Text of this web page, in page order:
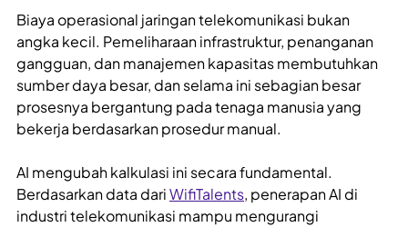
Biaya operasional jaringan telekomunikasi bukan
angka kecil. Pemeliharaan infrastruktur, penanganan
gangguan, dan manajemen kapasitas membutuhkan
sumber daya besar, dan selama ini sebagian besar
prosesnya bergantung pada tenaga manusia yang
bekerja berdasarkan prosedur manual.
AI mengubah kalkulasi ini secara fundamental.
Berdasarkan data dariWifiTalents, penerapan AI di
industri telekomunikasi mampu mengurangi